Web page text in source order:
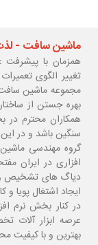
ماشین سافت - لذت
همزمان با
تغییر الگوی
مجموعه ماشین
بهره جستن از
همکاران محترم
سنگین باشد و در
گروه مهندسی
افزاری در ایران
دیاگ های تشخیص و
ایجاد اشتغال پویا و
در کنار بخش نرم
عرصه ابزار آلات
بهترین و با کیفیت